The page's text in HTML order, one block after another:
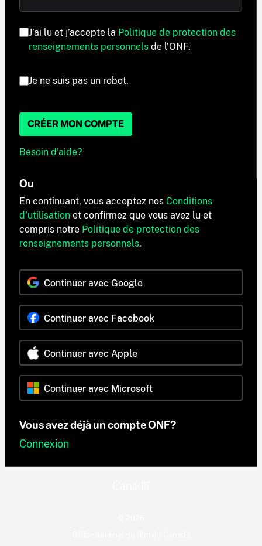
J’ai lu et j’accepte la Politique de protection des
renseignements personnels de l’ONF.
Je ne suis pas un robot.
CRÉER MON COMPTE
Besoin d'aide?
Ou
En continuant, vous acceptez nos Conditions
d'utilisation et confirmez que vous avez lu et
compris notre Politique de protection des
renseignements personnels.
Continuer avec Google
Continuer avec Facebook
Continuer avec Apple
Continuer avec Microsoft
Vous avez déjà un compte ONF?
Connexion